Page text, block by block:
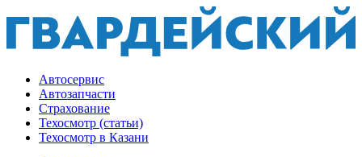
Автосервис
Автозапчасти
Страхование
Техосмотр (статьи)
Техосмотр в Казани